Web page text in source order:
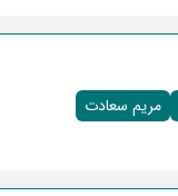
مریم سعادت